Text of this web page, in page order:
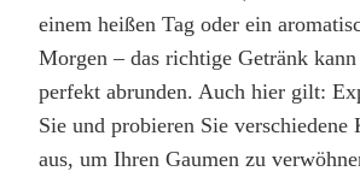
einem heißen Tag oder ein
Morgen – das richtige Getränk kann
perfekt abrunden. Auch hier gilt:
Sie und probieren Sie verschiedene
aus, um Ihren Gaumen zu